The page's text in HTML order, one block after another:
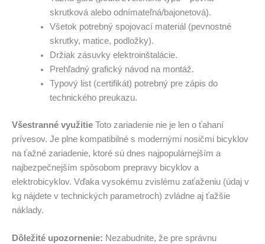
skrutková alebo odnímateľná/bajonetová).
Všetok potrebný spojovací materiál (pevnostné
skrutky, matice, podložky).
Držiak zásuvky elektroinštalácie.
Prehľadný grafický návod na montáž.
Typový list (certifikát) potrebný pre zápis do
technického preukazu.
Všestranné využitie Toto zariadenie nie je len o ťahaní
prívesov. Je plne kompatibilné s modernými nosičmi bicyklov
na ťažné zariadenie, ktoré sú dnes najpopulárnejším a
najbezpečnejším spôsobom prepravy bicyklov a
elektrobicyklov. Vďaka vysokému zvislému zaťaženiu (údaj v
kg nájdete v technických parametroch) zvládne aj ťažšie
náklady.
Dôležité upozornenie: Nezabudnite, že pre správnu